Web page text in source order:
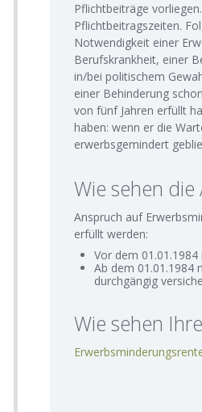
Pflichtbeiträge
Pflichtbeitragszeiten.
Notwendigkeit einer
Berufskrankheit, einer
in/bei politischem
einer Behinderung
von fünf Jahren erfüllt
haben: wenn er die
erwerbsgemindert
Wie sehen
Anspruch auf
erfüllt werden:
Vor dem
Ab dem 01.01.1984
durchgängig
Wie sehen